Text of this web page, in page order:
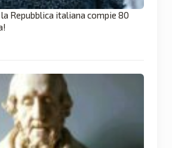
Repubblica italiana compie 80